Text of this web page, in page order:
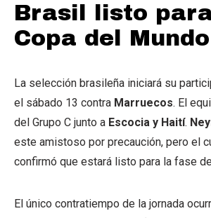
Brasil listo
Copa del Mundo
La selección brasileña iniciará su
el sábado 13 contra Marruecos. El
del Grupo C junto a Escocia y Haití.
este amistoso por precaución, pero el
confirmó que estará listo para la fase
El único contratiempo de la jornada